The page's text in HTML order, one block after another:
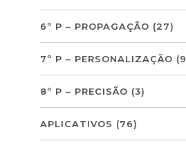
6º P – PROPAGAÇÃO (27)
7º P – PERSONALIZAÇÃO
8º P – PRECISÃO (3)
APLICATIVOS (76)